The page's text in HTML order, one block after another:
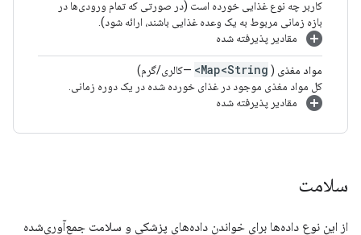
کاربر چه نوع غذایی خورده است (در صورتی که تمام ورودی‌ها در
بازه زمانی مربوط به یک وعده غذایی باشند، ارائه شود).
مقادیر پذیرفته شده
مواد مغذی (
Map<String>
—کالری/گرم)
کل مواد مغذی موجود در غذای خورده شده در یک دوره زمانی.
مقادیر پذیرفته شده
سلامت
از این نوع داده‌ها برای خواندن داده‌های پزشکی و سلامت جمع‌آوری‌شده